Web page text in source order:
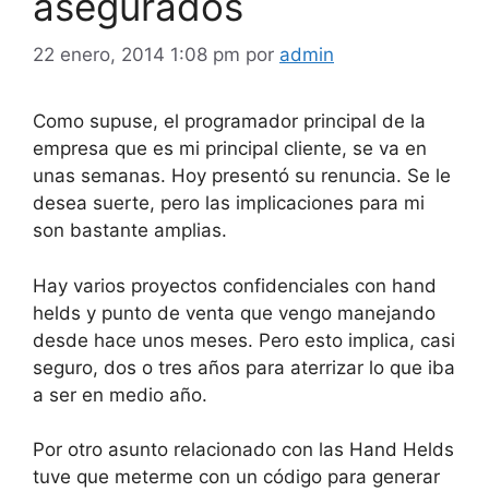
22 enero, 2014 1:08 pm por admin
Como supuse, el programador principal de la
empresa que es mi principal cliente, se va en
unas semanas. Hoy presentó su renuncia. Se le
desea suerte, pero las implicaciones para mi
son bastante amplias.
Hay varios proyectos confidenciales con hand
helds y punto de venta que vengo manejando
desde hace unos meses. Pero esto implica, casi
seguro, dos o tres años para aterrizar lo que iba
a ser en medio año.
Por otro asunto relacionado con las Hand Helds
tuve que meterme con un código para generar